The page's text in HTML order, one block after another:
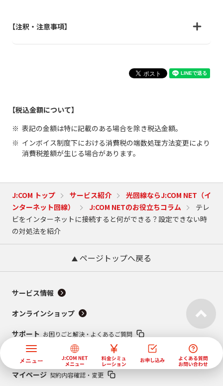
【注釈・注意事項】
【税込金額について】
表記の金額は特に記載のある場合を除き税込金額。
インボイス制度下における消費税の端数処理方法変更により
消費税差額が生じる場合があります。
J:COM トップ サービス紹介
光回線ならJ:COM NET（イ
ンターネット回線）
J:COM NETのお役立ちコラム
テレ
ビをインターネットに接続すると何ができる？設定できない時
の対処法を紹介
ページトップへ戻る
サービス情報
オンラインショップ
サポート お困りごと解決・よくあるご質問
Fun! J:COM テレビ番組情報／プレゼント・優待
マイページ 契約内容確認・変更